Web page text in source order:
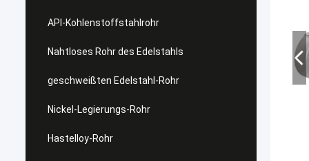
API-Kohlenstoffstahlrohr
Nahtloses Rohr des Edelstahls
geschweißten Edelstahl-Rohr
Nickel-Legierungs-Rohr
Hastelloy-Rohr